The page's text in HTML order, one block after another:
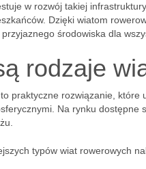
w rozwój takiej
Dzięki wiatom
środowiska dla
rodzaje
praktyczne rozwiązanie,
Na rynku dostępne
typów wiat rowerowych